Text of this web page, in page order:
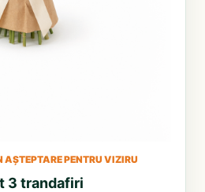
PENTRU VIZIRU
3 trandafiri